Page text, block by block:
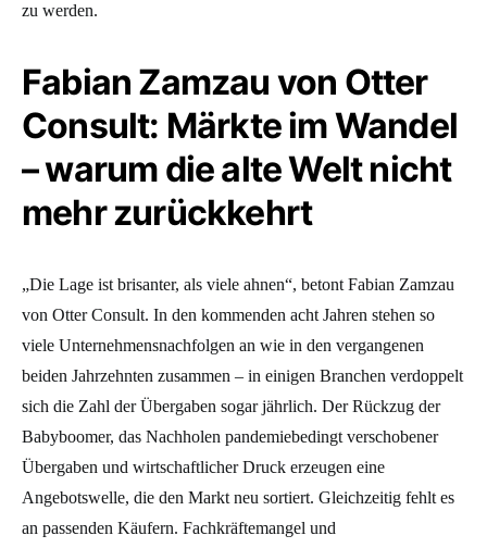
zu werden.
Fabian Zamzau von Otter
Consult: Märkte im Wandel
– warum die alte Welt nicht
mehr zurückkehrt
„Die Lage ist brisanter, als viele ahnen“, betont Fabian Zamzau
von Otter Consult. In den kommenden acht Jahren stehen so
viele Unternehmensnachfolgen an wie in den vergangenen
beiden Jahrzehnten zusammen – in einigen Branchen verdoppelt
sich die Zahl der Übergaben sogar jährlich. Der Rückzug der
Babyboomer, das Nachholen pandemiebedingt verschobener
Übergaben und wirtschaftlicher Druck erzeugen eine
Angebotswelle, die den Markt neu sortiert. Gleichzeitig fehlt es
an passenden Käufern. Fachkräftemangel und